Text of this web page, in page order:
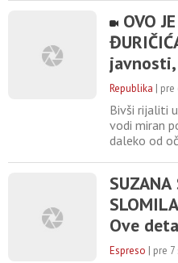
genocida
Hrvatskoj.
Grahovu, a
zadesio rat
da bukti
OVO
javnosti,
Republika | pre
Bivši rijaliti
vodi miran
daleko od
njihovoj
medijske
po
izbegava
SUZANA
Ove
svadbe
Espreso | pre 7